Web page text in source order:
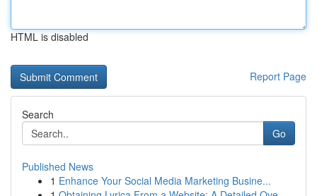
HTML is disabled
Report Page
Search
Go
Published News
1 Enhance Your Social Media Marketing Busine...